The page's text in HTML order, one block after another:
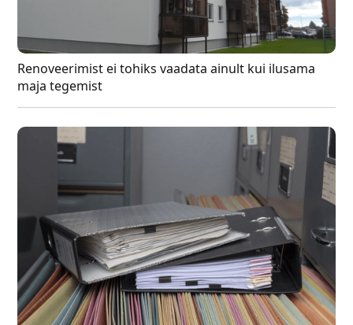
Renoveerimist ei tohiks vaadata ainult kui ilusama
maja tegemist